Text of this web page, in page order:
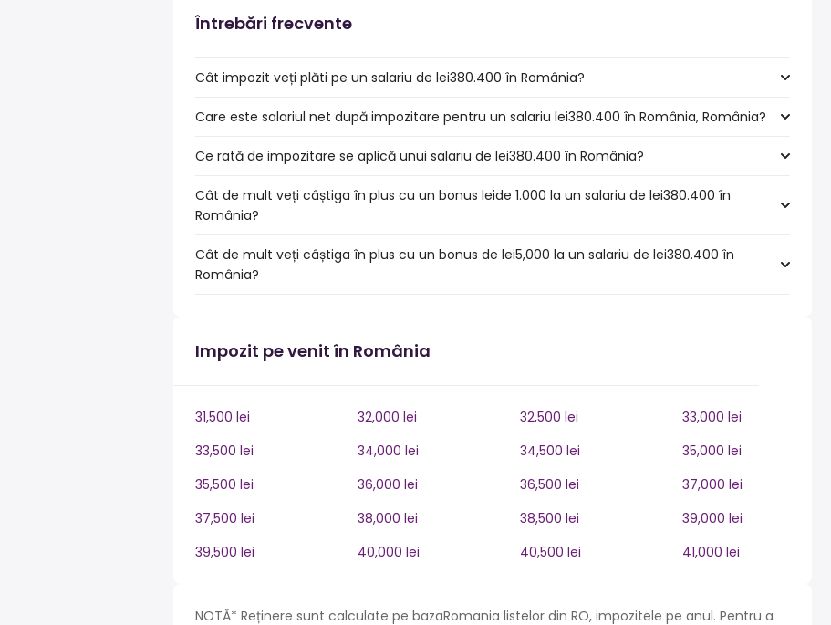
Întrebări frecvente
Cât impozit veți plăti pe un salariu de lei380.400 în România?
Care este salariul net după impozitare pentru un salariu lei380.400 în România, România?
Ce rată de impozitare se aplică unui salariu de lei380.400 în România?
Cât de mult veți câștiga în plus cu un bonus leide 1.000 la un salariu de lei380.400 în
România?
Cât de mult veți câștiga în plus cu un bonus de lei5,000 la un salariu de lei380.400 în
România?
Impozit pe venit în România
31,500 lei 32,000 lei 32,500 lei
33,000 lei
33,500 lei
34,000 lei 34,500 lei
35,000 lei
35,500 lei
36,000 lei 36,500 lei
37,000 lei
37,500 lei
38,000 lei 38,500 lei
39,000 lei
39,500 lei
40,000 lei 40,500 lei 41,000 lei
NOTĂ* Reținere sunt calculate pe bazaRomania listelor din RO, impozitele pe anul. Pentru a